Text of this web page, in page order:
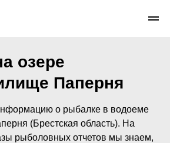
озере
Паперня
о рыбалке в водоеме
(Брестская область). На
рыболовных отчетов мы знаем,